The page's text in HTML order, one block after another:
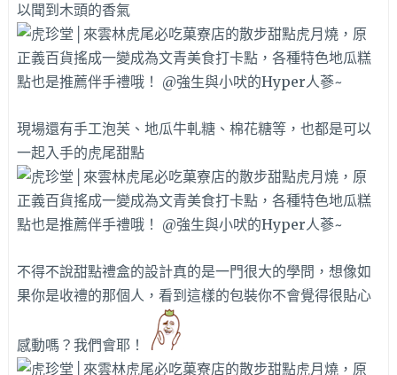
以聞到木頭的香氣
現場還有手工泡芙、地瓜牛軋糖、棉花糖等，也都是可以
一起入手的虎尾甜點
不得不說甜點禮盒的設計真的是一門很大的學問，想像如
果你是收禮的那個人，看到這樣的包裝你不會覺得很貼心
感動嗎？我們會耶！